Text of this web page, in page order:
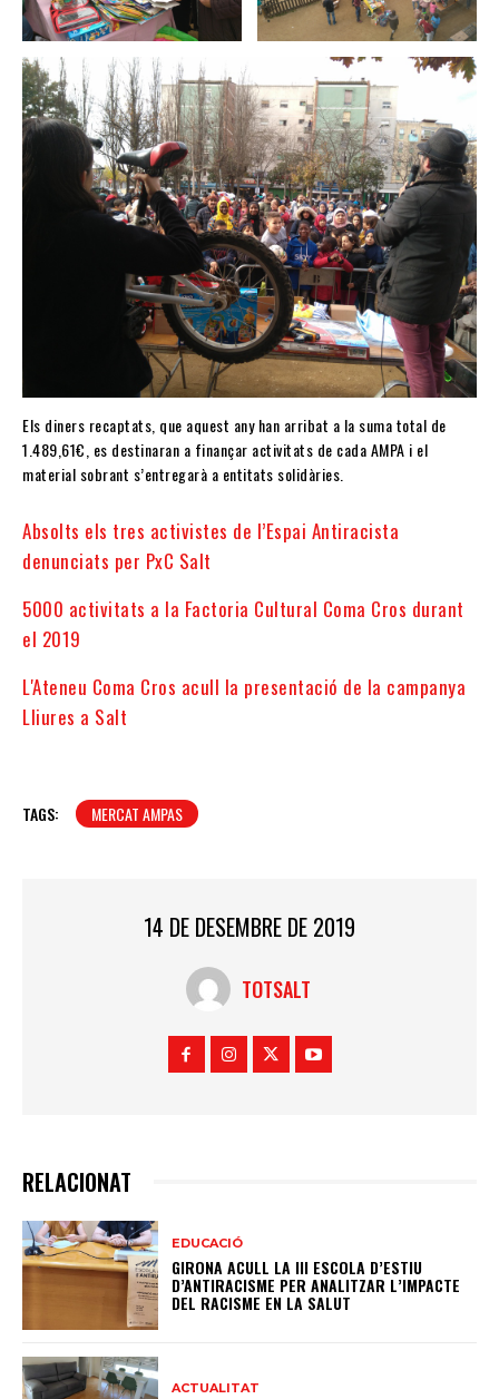
Els diners recaptats, que aquest any han arribat a la suma total de
1.489,61€, es destinaran a finançar activitats de cada AMPA i el
material sobrant s’entregarà a entitats solidàries.
Absolts els tres activistes de l’Espai Antiracista
denunciats per PxC Salt
5000 activitats a la Factoria Cultural Coma Cros durant
el 2019
L'Ateneu Coma Cros acull la presentació de la campanya
Lliures a Salt
TAGS: MERCAT AMPAS
14 DE DESEMBRE DE 2019
TOTSALT
RELACIONAT
EDUCACIÓ
GIRONA ACULL LA III ESCOLA D’ESTIU
D’ANTIRACISME PER ANALITZAR L’IMPACTE
DEL RACISME EN LA SALUT
ACTUALITAT